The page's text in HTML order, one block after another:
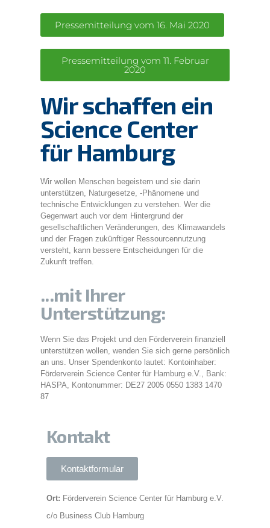
Pressemitteilung vom 16. Mai 2020
Pressemitteilung vom 11. Februar
2020
Wir schaffen ein
Science Center
für Hamburg
Wir wollen Menschen begeistern und sie darin
unterstützen, Naturgesetze, -Phänomene und
technische Entwicklungen zu verstehen. Wer die
Gegenwart auch vor dem Hintergrund der
gesellschaftlichen Veränderungen, des Klimawandels
und der Fragen zukünftiger Ressourcennutzung
versteht, kann bessere Entscheidungen für die
Zukunft treffen.
...mit Ihrer
Unterstützung:
Wenn Sie das Projekt und den Förderverein finanziell
unterstützen wollen, wenden Sie sich gerne persönlich
an uns. Unser Spendenkonto lautet: Kontoinhaber:
Förderverein Science Center für Hamburg e.V., Bank:
HASPA, Kontonummer: DE27 2005 0550 1383 1470
87
Kontakt
Kontaktformular
Ort: Förderverein Science Center für Hamburg e.V.
c/o Business Club Hamburg